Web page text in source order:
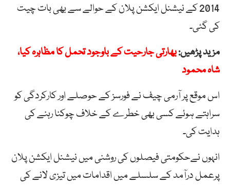
2014 کے نیشنل ایکشن پلان کے حوالے سے بھی بات چیت
کی گئی۔
مزید پڑھیں:بھارتی جارحیت کے باوجود تحمل کا مظاہرہ کیا،
شاہ محمود
اس موقع پر آرمی چیف نے فورسز کے حوصلے اور کارکردگی کو
سراہتے ہوئے کسی بھی خطرے کے خلاف چوکنا رہنے کی
ہدایت کی۔
انہوں نےحکومتی فیصلوں کی روشنی میں نیشنل ایکشن پلان
پرعمل درآمد کے سلسلے میں اقدامات میں تیزی لانے کی